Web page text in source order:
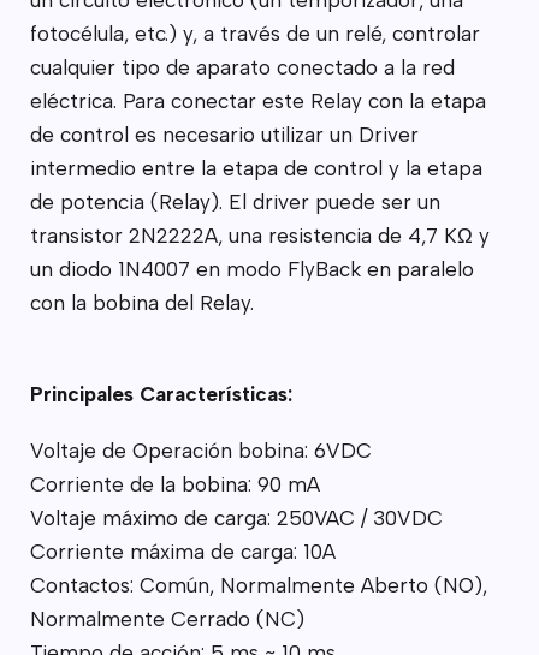
fotocélula, etc.) y, a través de un relé, controlar
cualquier tipo de aparato conectado a la red
eléctrica. Para conectar este Relay con la etapa
de control es necesario utilizar un Driver
intermedio entre la etapa de control y la etapa
de potencia (Relay). El driver puede ser un
transistor 2N2222A, una resistencia de 4,7 KΩ y
un diodo 1N4007 en modo FlyBack en paralelo
con la bobina del Relay.
Principales Características:
Voltaje de Operación bobina: 6VDC
Corriente de la bobina: 90 mA
Voltaje máximo de carga: 250VAC / 30VDC
Corriente máxima de carga: 10A
Contactos: Común, Normalmente Aberto (NO),
Normalmente Cerrado (NC)